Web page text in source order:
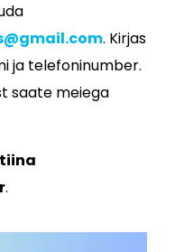
. Kirjas
ja telefoninumber.
saate meiega
.